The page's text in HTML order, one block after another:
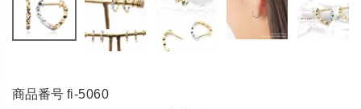
商品番号 fi-5060